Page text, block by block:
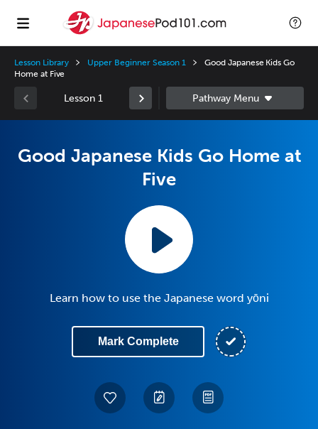
Lesson Library Upper Beginner Season 1
Good Japanese Kids Go
Home at Five
Lesson 1
Good Japanese Kids Go Home at
Five
Learn how to use the Japanese word yōni
Mark Complete